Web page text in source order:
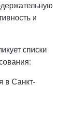
и
списки
в Санкт-